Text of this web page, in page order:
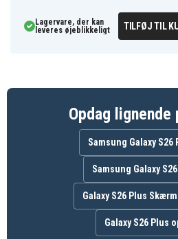
Kortholder lader dig have
farten
Produkttype Etui
Dux Ducis
Stativ, Aftageligt
Kompatibel med
Kortlomme
Lagervare, der kan
leveres øjeblikkeligt
TILFØJ TIL
Opdag lignende
Samsung Galaxy S26
Samsung Galaxy
Galaxy S26 Plus
Galaxy S26 Plus